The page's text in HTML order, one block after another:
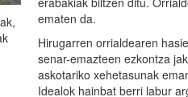
ematen da.
Hirugarren orrialdearen
senar-emazteen ezkontza
askotariko xehetasunak
Idealok hainbat berri labur